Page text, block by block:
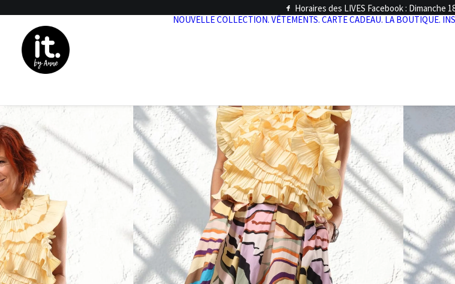
Horaires des LIVES Facebook : Dimanche
NOUVELLE COLLECTION. VÊTEMENTS. CARTE CADEAU. LA BOUTIQUE.